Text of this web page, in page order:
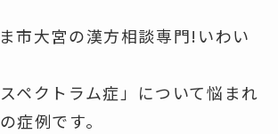
市大宮の漢方相談専門!いわい
ペクトラム症」 について悩まれ
症例です。